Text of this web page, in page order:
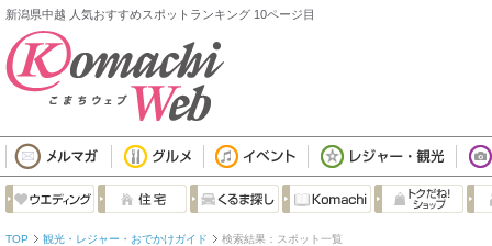
新潟県中越 人気おすすめスポットランキング 10ページ目
TOP 観光・レジャー・おでかけガイド 検索結果：スポット一覧